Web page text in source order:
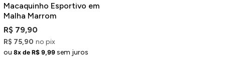
Macaquinho Esportivo em
Malha Marrom
R$ 79,90
R$ 75,90 no pix
ou 8x de R$ 9,99 sem juros